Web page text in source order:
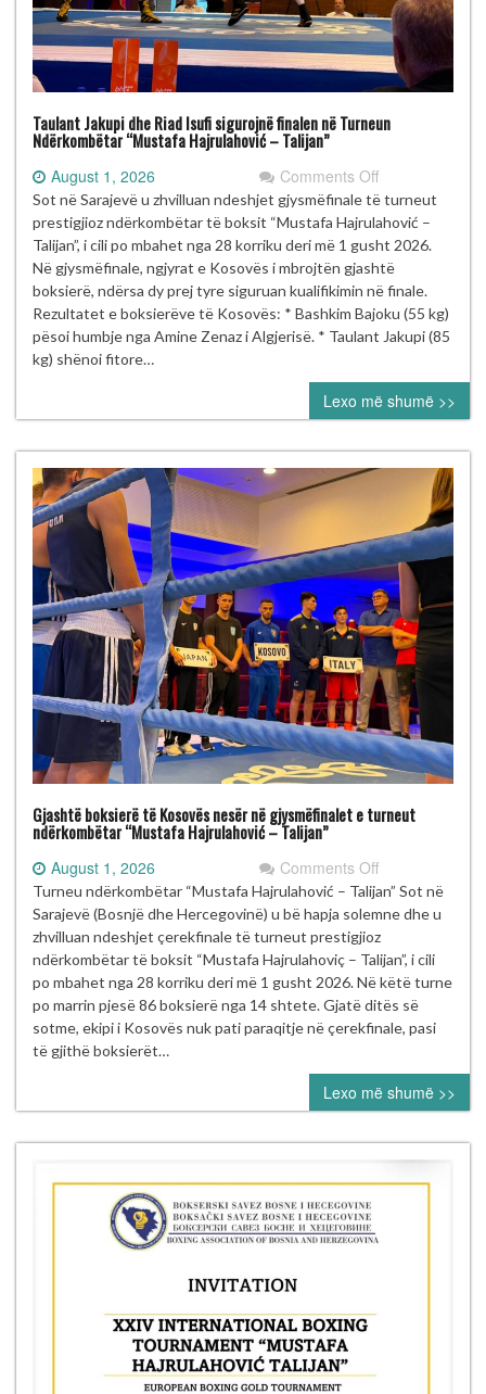
Taulant Jakupi dhe Riad Isufi sigurojnë finalen në Turneun
Ndërkombëtar “Mustafa Hajrulahović – Talijan”
August 1, 2026 Comments Offon
Taulant
Jakupi
dhe
Riad
Isufi
sigurojnë
finalen
Turneun
Ndërkombëtar
“Mustafa
Hajrulahović
–
Sot në Sarajevë u zhvilluan ndeshjet gjysmëfinale të turneut
prestigjioz ndërkombëtar të boksit “Mustafa Hajrulahović –
Talijan”, i cili po mbahet nga 28 korriku deri më 1 gusht 2026.
Në gjysmëfinale, ngjyrat e Kosovës i mbrojtën gjashtë
boksierë, ndërsa dy prej tyre siguruan kualifikimin në finale.
Rezultatet e boksierëve të Kosovës: * Bashkim Bajoku (55 kg)
pësoi humbje nga Amine Zenaz i Algjerisë. * Taulant Jakupi (85
kg) shënoi fitore…
Lexo më shumë >>
Gjashtë boksierë të Kosovës nesër në gjysmëfinalet e turneut
ndërkombëtar “Mustafa Hajrulahović – Talijan”
August 1, 2026 Comments Offon
Gjashtë
boksierë
të
Kosovës
nesër
në
gjysmëfinalet
turneut
ndërkombëtar
“Mustafa
Hajrulahović
Talijan”
Turneu ndërkombëtar “Mustafa Hajrulahović – Talijan” Sot në
Sarajevë (Bosnjë dhe Hercegovinë) u bë hapja solemne dhe u
zhvilluan ndeshjet çerekfinale të turneut prestigjioz
ndërkombëtar të boksit “Mustafa Hajrulahoviç – Talijan”, i cili
po mbahet nga 28 korriku deri më 1 gusht 2026. Në këtë turne
po marrin pjesë 86 boksierë nga 14 shtete. Gjatë ditës së
sotme, ekipi i Kosovës nuk pati paraqitje në çerekfinale, pasi
të gjithë boksierët…
Lexo më shumë >>